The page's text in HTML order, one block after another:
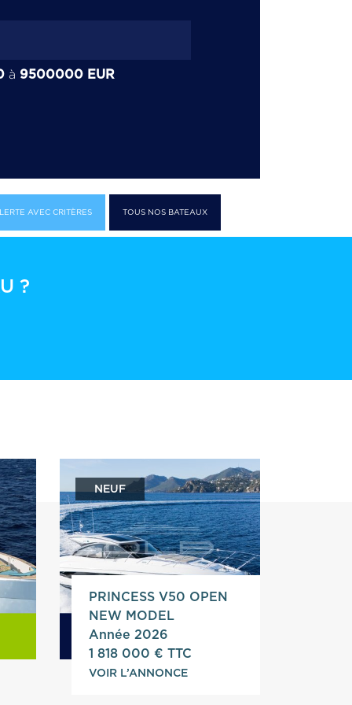
à 9500000 EUR
AVEC CRITÈRES TOUS NOS BATEAUX
?
NEUF
PRINCESS V50 OPEN
NEW MODEL
Année 2026
1 818 000 € TTC
VOIR L’ANNONCE